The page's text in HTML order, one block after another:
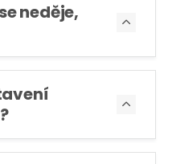
neděje,

